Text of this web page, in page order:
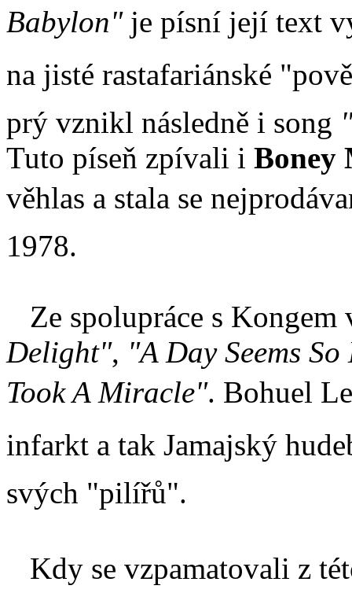
Babylon"je písní její text
na jisté rastafariánské
prý vznikl následně i song
Tuto píseň zpívali i Boney
věhlas a stala se
1978.
Ze spolupráce s
Delight", "A Day Seems
Took A Miracle". Bohuel
infarkt a tak Jamajský
svých "pilířů".
Kdy se vzpamatovali z